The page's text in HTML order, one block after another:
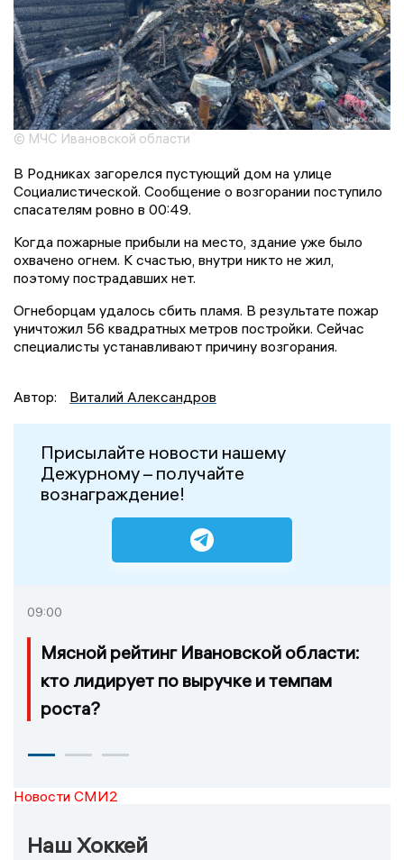
© МЧС Ивановской области
В Родниках загорелся пустующий дом на улице
Социалистической. Сообщение о возгорании поступило
спасателям ровно в 00:49.
Когда пожарные прибыли на место, здание уже было
охвачено огнем. К счастью, внутри никто не жил,
поэтому пострадавших нет.
Огнеборцам удалось сбить пламя. В результате пожар
уничтожил 56 квадратных метров постройки. Сейчас
специалисты устанавливают причину возгорания.
Автор: Виталий Александров
Присылайте новости нашему
Дежурному – получайте
вознаграждение!
09:00
Мясной рейтинг Ивановской области:
кто лидирует по выручке и темпам
роста?
Новости СМИ2
Наш Хоккей